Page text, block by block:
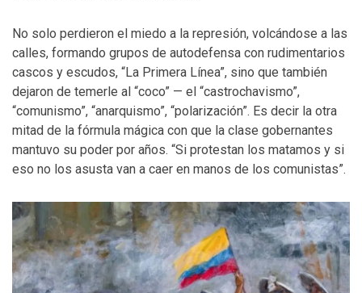
No solo perdieron el miedo a la represión, volcándose a las
calles, formando grupos de autodefensa con rudimentarios
cascos y escudos, “La Primera Línea”, sino que también
dejaron de temerle al “coco” — el “castrochavismo”,
“comunismo”, “anarquismo”, “polarización”. Es decir la otra
mitad de la fórmula mágica con que la clase gobernantes
mantuvo su poder por años. “Si protestan los matamos y si
eso no los asusta van a caer en manos de los comunistas”.